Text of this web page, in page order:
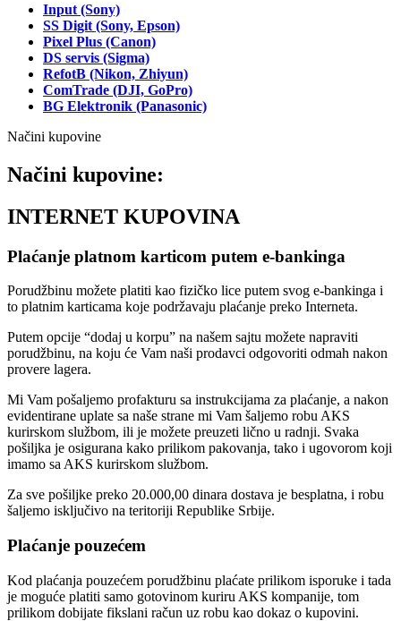
Input (Sony)
SS Digit (Sony, Epson)
Pixel Plus (Canon)
DS servis (Sigma)
RefotB (Nikon, Zhiyun)
ComTrade (DJI, GoPro)
BG Elektronik (Panasonic)
Načini kupovine
Načini kupovine:
INTERNET KUPOVINA
Plaćanje platnom karticom putem e-bankinga
Porudžbinu možete platiti kao fizičko lice putem svog e-bankinga i
to platnim karticama koje podržavaju plaćanje preko Interneta.
Putem opcije “dodaj u korpu” na našem sajtu možete napraviti
porudžbinu, na koju će Vam naši prodavci odgovoriti odmah nakon
provere lagera.
Mi Vam pošaljemo profakturu sa instrukcijama za plaćanje, a nakon
evidentirane uplate sa naše strane mi Vam šaljemo robu AKS
kurirskom službom, ili je možete preuzeti lično u radnji. Svaka
pošiljka je osigurana kako prilikom pakovanja, tako i ugovorom koji
imamo sa AKS kurirskom službom.
Za sve pošiljke preko 20.000,00 dinara dostava je besplatna, i robu
šaljemo isključivo na teritoriji Republike Srbije.
Plaćanje pouzećem
Kod plaćanja pouzećem porudžbinu plaćate prilikom isporuke i tada
je moguće platiti samo gotovinom kuriru AKS kompanije, tom
prilikom dobijate fikslani račun uz robu kao dokaz o kupovini.